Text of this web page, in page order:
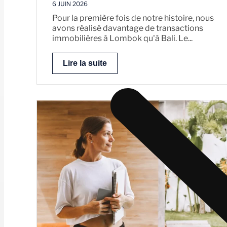
6 JUIN 2026
Pour la première fois de notre histoire, nous
avons réalisé davantage de transactions
immobilières à Lombok qu'à Bali. Le...
Lire la suite